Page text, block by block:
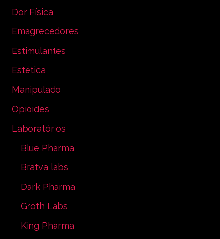
Dor Física
Emagrecedores
Estimulantes
Estética
Manipulado
Opioides
Laboratórios
Blue Pharma
Bratva labs
Dark Pharma
Groth Labs
King Pharma